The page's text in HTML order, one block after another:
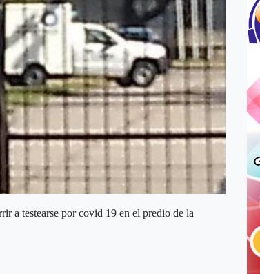
a testearse por covid 19 en el predio de la